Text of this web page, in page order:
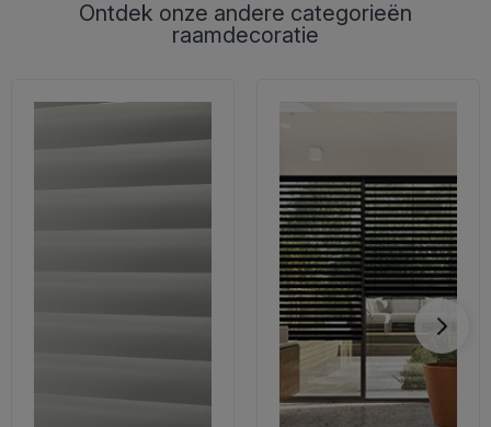
Ontdek onze andere categorieën
raamdecoratie